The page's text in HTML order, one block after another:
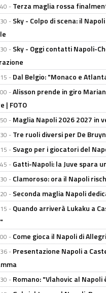
- Terza maglia rossa
- Sky - Colpo di scena: il
- Sky - Oggi contatti Napoli-
- Dal Belgio: "Monaco e
-Alisson prende in giro
| FOTO
- Maglia Napoli 2026 2027 in
- Tre ruoli diversi per De
- Svago per i giocatori del
- Gatti-Napoli: la Juve spara
- Clamoroso: ora il Napoli
- Seconda maglia Napoli
- Quando arriverà Lukaku a
- Come gioca il Napoli di
- Presentazione Napoli a
- Romano: "Vlahovic al